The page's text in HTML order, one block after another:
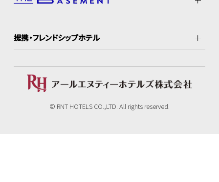
提携・フレンドシップホテル
© RNT HOTELS CO.,LTD. All rights reserved.